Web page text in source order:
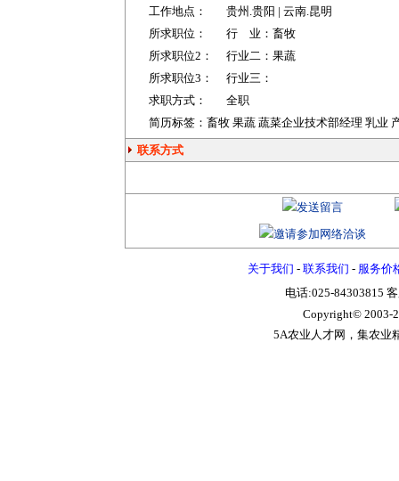
工作地点： 贵州 .贵阳 | 云南.昆明
所求职位：
行 业： 畜牧
所求职位2：
行业二： 果蔬
所求职位3：
行业三：
求职方式：
全职
简历标签：畜牧 果蔬 蔬菜企业技术部经理 乳业
联系方式
关于我们 - 联系我们 - 服务价
电话:025-84303815
Copyright© 2003-
5A农业人才网，集农业